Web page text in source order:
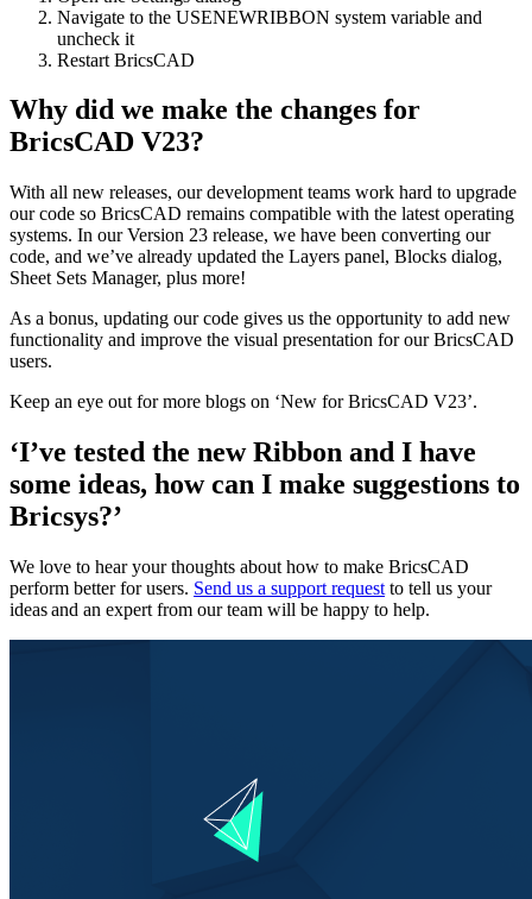
Navigate to the USENEWRIBBON system variable and
uncheck it
Restart BricsCAD
Why did we make the changes for
BricsCAD V23?
With all new releases, our development teams work hard to upgrade
our code so BricsCAD remains compatible with the latest operating
systems. In our Version 23 release, we have been converting our
code, and we’ve already updated the Layers panel, Blocks dialog,
Sheet Sets Manager, plus more!
As a bonus, updating our code gives us the opportunity to add new
functionality and improve the visual presentation for our BricsCAD
users.
Keep an eye out for more blogs on ‘New for BricsCAD V23’.
‘I’ve tested the new Ribbon and I have
some ideas, how can I make suggestions to
Bricsys?’
We love to hear your thoughts about how to make BricsCAD
perform better for users. Send us a support request to tell us your
ideas and an expert from our team will be happy to help.